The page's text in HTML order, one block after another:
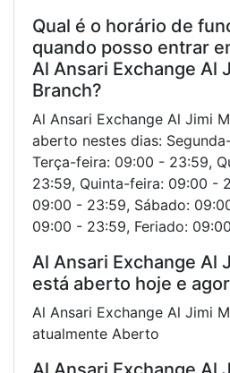
Qual é o horário de
quando posso entrar
Al Ansari Exchange Al
Branch?
Al Ansari Exchange Al Jimi
aberto nestes dias:
Terça-feira: 09:00 - 23:59,
23:59, Quinta-feira: 09:00 -
09:00 - 23:59, Sábado:
09:00 - 23:59, Feriado:
Al Ansari Exchange Al
está aberto hoje e
Al Ansari Exchange Al Jimi
atualmente Aberto